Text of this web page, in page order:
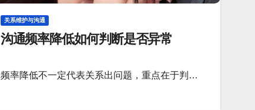
关系维护与沟通
沟通频率降低如何判断是否异常
频率降低不一定代表关系出问题，重点在于判…